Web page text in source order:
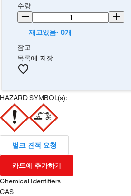
수량
재고있음- 0개
참고
목록에 저장
HAZARD SYMBOL(s):
벌크 견적 요청
카트에 추가하기
Chemical Identifiers
CAS